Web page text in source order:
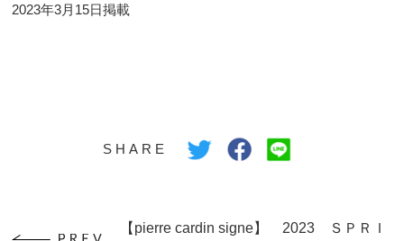
2023年3月15日掲載
SHARE
【pierre cardin signe】 2023 ＳＰＲＩ